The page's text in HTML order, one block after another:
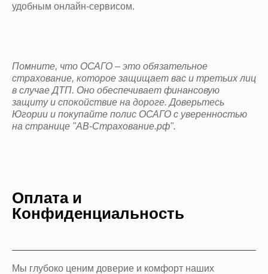
удобным онлайн-сервисом.
Помните, что ОСАГО – это обязательное
страхование, которое защищает вас и третьих лиц
в случае ДТП. Оно обеспечивает финансовую
защиту и спокойствие на дороге. Доверьтесь
Югории и покупайте полис ОСАГО с уверенностью
на странице "АВ-Страхование.рф".
Оплата и
Конфиденциальность
Мы глубоко ценим доверие и комфорт наших